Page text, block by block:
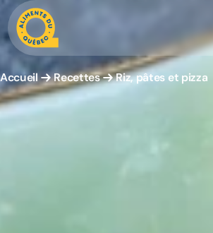
Aliments d'ici
Restaurants
Accueil Recettes Riz, pâtes et pizza